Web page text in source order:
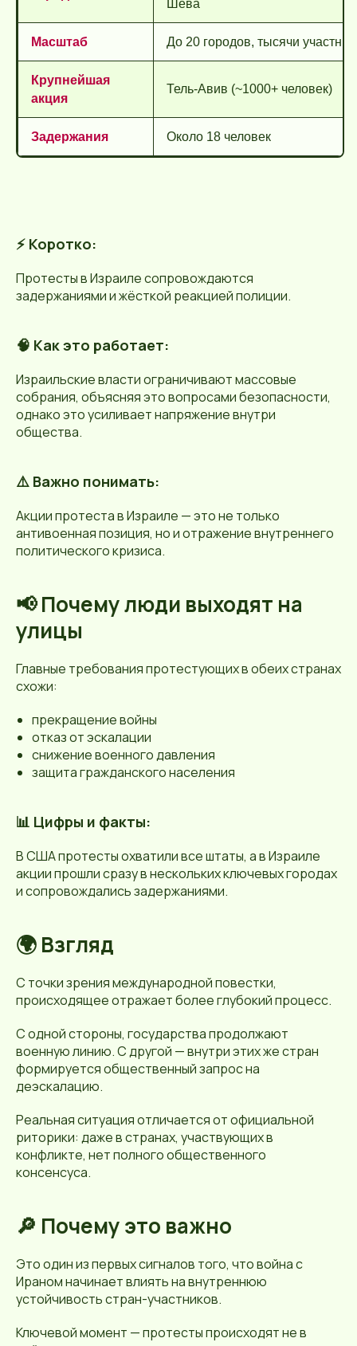
Шева
Масштаб До 20 городов, тысячи
Крупнейшая
акция
Тель-Авив (~1000+ человек)
Задержания Около 18 человек
⚡ Коротко:
Протесты в Израиле сопровождаются
задержаниями и жёсткой реакцией полиции.
🧠 Как это работает:
Израильские власти ограничивают массовые
собрания, объясняя это вопросами безопасности,
однако это усиливает напряжение внутри
общества.
⚠️ Важно понимать:
Акции протеста в Израиле — это не только
антивоенная позиция, но и отражение внутреннего
политического кризиса.
📢 Почему люди выходят на
улицы
Главные требования протестующих в обеих странах
схожи:
прекращение войны
отказ от эскалации
снижение военного давления
защита гражданского населения
📊 Цифры и факты:
В США протесты охватили все штаты, а в Израиле
акции прошли сразу в нескольких ключевых городах
и сопровождались задержаниями.
🌍 Взгляд
С точки зрения международной повестки,
происходящее отражает более глубокий процесс.
С одной стороны, государства продолжают
военную линию. С другой — внутри этих же стран
формируется общественный запрос на
деэскалацию.
Реальная ситуация отличается от официальной
риторики: даже в странах, участвующих в
конфликте, нет полного общественного
консенсуса.
🔎 Почему это важно
Это один из первых сигналов того, что война с
Ираном начинает влиять на внутреннюю
устойчивость стран-участников.
Ключевой момент — протесты происходят не в